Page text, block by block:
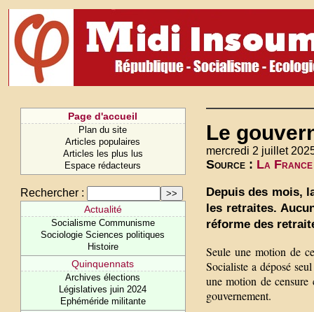
Page d'accueil
Plan du site
Articles populaires
Articles les plus lus
Espace rédacteurs
Rechercher :
Actualité
Socialisme Communisme
Sociologie Sciences politiques
Histoire
Quinquennats
Archives élections
Législatives juin 2024
Ephéméride militante
Le
mercredi 2 juillet
Source : La France
Depuis des mois,
les retraites.
réforme des
Seule une motion de
Socialiste a déposé
une motion de censure
gouvernement.